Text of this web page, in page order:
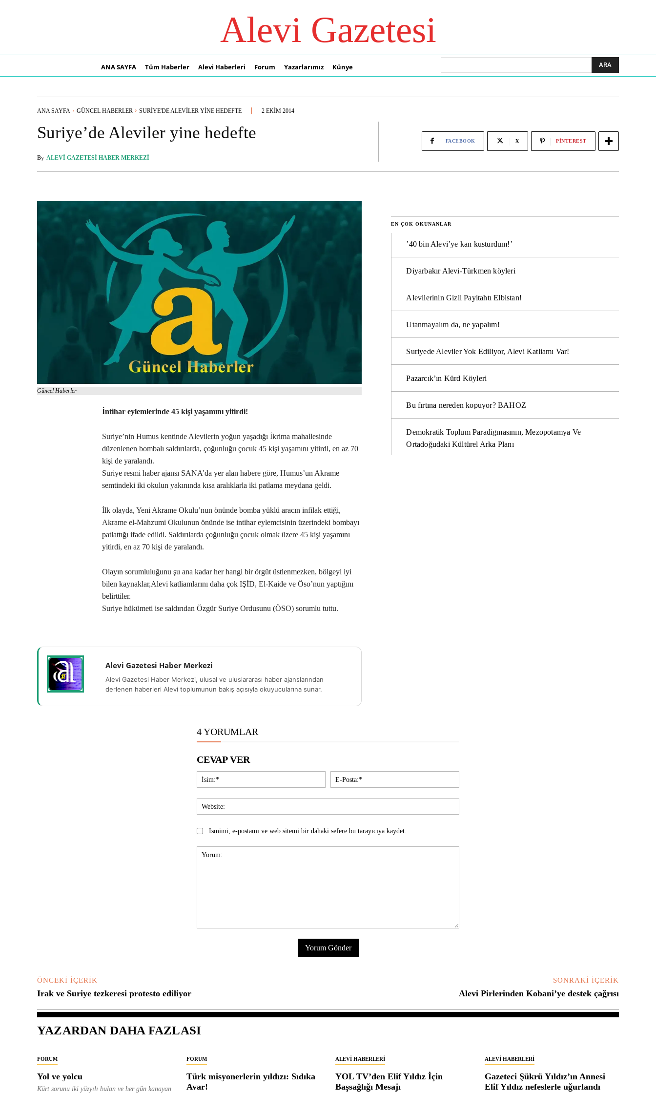
Alevi Gazetesi
ANA SAYFA Tüm Haberler Alevi Haberleri Forum Yazarlarımız Künye ARA
ANA SAYFA GÜNCEL HABERLER SURIYE'DE ALEVILER YINE HEDEFTE 2 EKIM 2014
Suriye’de Aleviler yine hedefte
By ALEVI GAZETESI HABER MERKEZI
FACEBOOK X PINTEREST
Güncel Haberler
İntihar eylemlerinde 45 kişi yaşamını yitirdi!
Suriye’nin Humus kentinde Alevilerin yoğun yaşadığı İkrima mahallesinde
düzenlenen bombalı saldırılarda, çoğunluğu çocuk 45 kişi yaşamını yitirdi, en az 70
kişi de yaralandı.
Suriye resmi haber ajansı SANA’da yer alan habere göre, Humus’un Akrame
semtindeki iki okulun yakınında kısa aralıklarla iki patlama meydana geldi.
İlk olayda, Yeni Akrame Okulu’nun önünde bomba yüklü aracın infilak ettiği,
Akrame el-Mahzumi Okulunun önünde ise intihar eylemcisinin üzerindeki bombayı
patlattığı ifade edildi. Saldırılarda çoğunluğu çocuk olmak üzere 45 kişi yaşamını
yitirdi, en az 70 kişi de yaralandı.
Olayın sorumluluğunu şu ana kadar her hangi bir örgüt üstlenmezken, bölgeyi iyi
bilen kaynaklar,Alevi katliamlarını daha çok IŞİD, El-Kaide ve Öso’nun yaptığını
belirttiler.
Suriye hükümeti ise saldırıdan Özgür Suriye Ordusunu (ÖSO) sorumlu tuttu.
Alevi Gazetesi Haber Merkezi
Alevi Gazetesi Haber Merkezi, ulusal ve uluslararası haber ajanslarından
derlenen haberleri Alevi toplumunun bakış açısıyla okuyucularına sunar.
EN ÇOK OKUNANLAR
’40 bin Alevi’ye kan kusturdum!’
Diyarbakır Alevi-Türkmen köyleri
Alevilerinin Gizli Payitahtı Elbistan!
Utanmayalım da, ne yapalım!
Suriyede Aleviler Yok Ediliyor, Alevi Katliamı Var!
Pazarcık’ın Kürd Köyleri
Bu fırtına nereden kopuyor? BAHOZ
Demokratik Toplum Paradigmasının, Mezopotamya Ve
Ortadoğudaki Kültürel Arka Planı
4 YORUMLAR
CEVAP VER
İsim:*
Posta:*
Ismimi, e-postamı ve web sitemi bir dahaki sefere bu tarayıcıya kaydet.
ÖNCEKI İÇERIK
Irak ve Suriye tezkeresi protesto ediliyor
SONRAKI İÇERIK
Alevi Pirlerinden Kobani’ye destek çağrısı
YAZARDAN DAHA FAZLASI
FORUM
Yol ve yolcu
Kürt sorunu iki yüzyılı bulan ve her gün kanayan
FORUM
Türk misyonerlerin yıldızı: Sıdıka
Avar!
ALEVI HABERLERI
YOL TV’den Elif Yıldız İçin
Başsağlığı Mesajı
ALEVI HABERLERI
Gazeteci Şükrü Yıldız’ın Annesi
Elif Yıldız nefeslerle uğurlandı